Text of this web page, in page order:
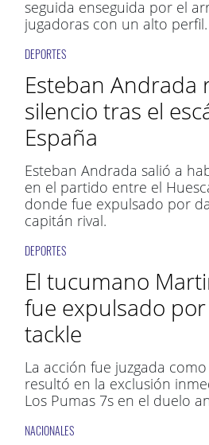
seguida enseguida por el
jugadoras con un alto perfil.
DEPORTES
Esteban Andrada
silencio tras el
España
Esteban Andrada salió a
en el partido entre el
donde fue expulsado por
capitán rival.
DEPORTES
El tucumano
fue expulsado
tackle
La acción fue juzgada
resultó en la exclusión
Los Pumas 7s en el duelo
NACIONALES